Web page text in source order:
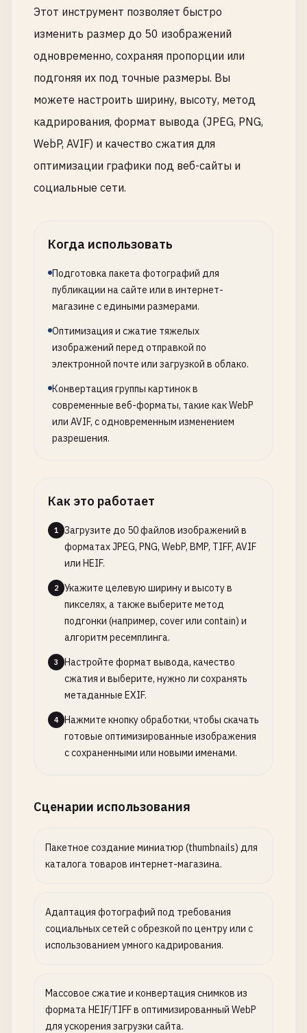
Этот инструмент позволяет быстро
изменить размер до 50 изображений
одновременно, сохраняя пропорции или
подгоняя их под точные размеры. Вы
можете настроить ширину, высоту, метод
кадрирования, формат вывода (JPEG, PNG,
WebP, AVIF) и качество сжатия для
оптимизации графики под веб-сайты и
социальные сети.
Когда использовать
Подготовка пакета фотографий для
публикации на сайте или в интернет-
магазине с едиными размерами.
Оптимизация и сжатие тяжелых
изображений перед отправкой по
электронной почте или загрузкой в облако.
Конвертация группы картинок в
современные веб-форматы, такие как WebP
или AVIF, с одновременным изменением
разрешения.
Как это работает
1
Загрузите до 50 файлов изображений в
форматах JPEG, PNG, WebP, BMP, TIFF, AVIF
или HEIF.
2
Укажите целевую ширину и высоту в
пикселях, а также выберите метод
подгонки (например, cover или contain) и
алгоритм ресемплинга.
3
Настройте формат вывода, качество
сжатия и выберите, нужно ли сохранять
метаданные EXIF.
4
Нажмите кнопку обработки, чтобы скачать
готовые оптимизированные изображения
с сохраненными или новыми именами.
Сценарии использования
Пакетное создание миниатюр (thumbnails) для
каталога товаров интернет-магазина.
Адаптация фотографий под требования
социальных сетей с обрезкой по центру или с
использованием умного кадрирования.
Массовое сжатие и конвертация снимков из
формата HEIF/TIFF в оптимизированный WebP
для ускорения загрузки сайта.